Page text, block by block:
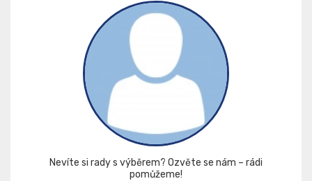
Nevíte si rady s výběrem? Ozvěte se nám – rádi
pomůžeme!